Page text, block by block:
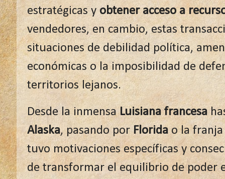
estratégicas yobtener acceso a
vendedores, en cambio, estas
situaciones de debilidad política,
económicas o la imposibilidad de
territorios lejanos.
Desde la inmensaLuisiana francesa
Alaska, pasando porFloridao la
tuvo motivaciones específicas y
de transformar el equilibrio de poder